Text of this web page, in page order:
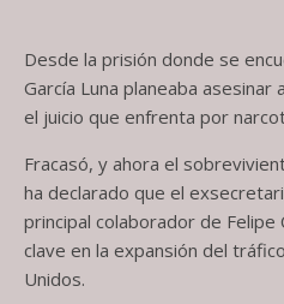
Desde la prisión donde se
García Luna planeaba
el juicio que enfrenta por
Fracasó, y ahora el
ha declarado que el
principal colaborador de
clave en la expansión del
Unidos.